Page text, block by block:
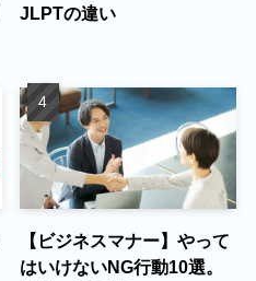
JLPTの違い
【ビジネスマナー】やって
はいけないNG行動10選。